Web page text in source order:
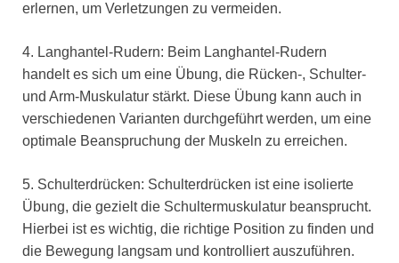
erlernen, um Verletzungen zu vermeiden.
4. Langhantel-Rudern: Beim Langhantel-Rudern
handelt es sich um eine Übung, die Rücken-, Schulter-
und Arm-Muskulatur stärkt. Diese Übung kann auch in
verschiedenen Varianten durchgeführt werden, um eine
optimale Beanspruchung der Muskeln zu erreichen.
5. Schulterdrücken: Schulterdrücken ist eine isolierte
Übung, die gezielt die Schultermuskulatur beansprucht.
Hierbei ist es wichtig, die richtige Position zu finden und
die Bewegung langsam und kontrolliert auszuführen.